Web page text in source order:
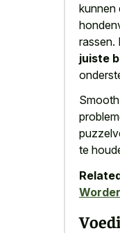
kunnen
rassen.
juiste
te